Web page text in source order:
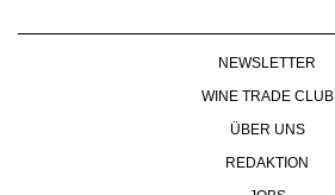
NEWSLETTER
WINE TRADE CLUB
ÜBER UNS
REDAKTION